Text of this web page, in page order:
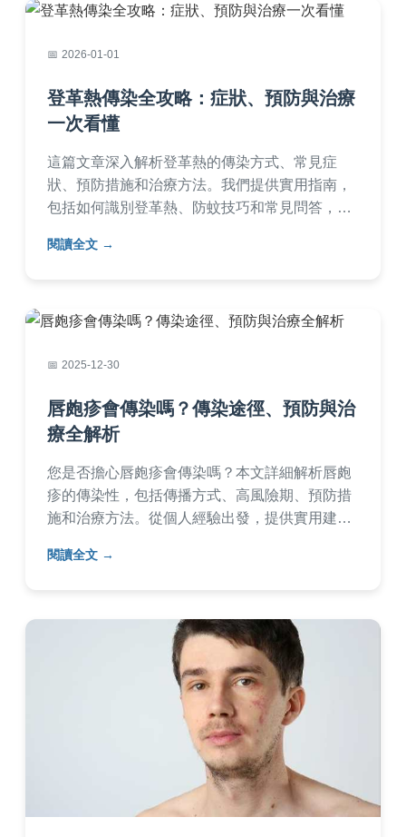
的讀者參考。
2026-01-01
登革熱傳染全攻略：症狀、預防與治療
一次看懂
這篇文章深入解析登革熱的傳染方式、常見症
狀、預防措施和治療方法。我們提供實用指南，
包括如何識別登革熱、防蚊技巧和常見問答，幫
容基於專業知識和實際經驗，適合台灣民眾參
閱讀全文
2025-12-30
唇皰疹會傳染嗎？傳染途徑、預防與治
療全解析
您是否擔心唇皰疹會傳染嗎？本文詳細解析唇皰
疹的傳染性，包括傳播方式、高風險期、預防措
施和治療方法。從個人經驗出發，提供實用建
容涵蓋常見疑問，如接吻是否傳染、何時傳染性
閱讀全文